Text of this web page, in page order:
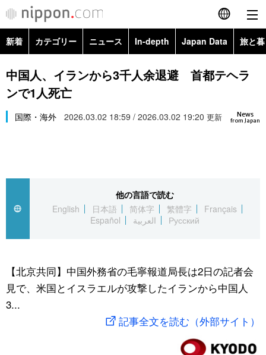
English
简体字
Русский
カテゴリー
経済・ビジネス
国際
文化
トップ
アーカイブ
In-depth
Japan Data
動画/Live
新着 カテゴリー ニュース In-depth Japan Data 旅と
政治・外交
経済・ビジネス
スポーツ・東京2020
Topics
中国人、イランから3千人余退避 首都テヘラ
ンで1人死亡
News
from Japan
国際・海外 2026.03.02 18:59 / 2026.03.02 19:20 更新
他の言語で読む
English
日本語 简体字 繁體字
Français
Español
العربية Русский
【北京共同】中国外務省の毛寧報道局長は2日の記者会
見で、米国とイスラエルが攻撃したイランから中国人
3...
記事全文を読む（外部サイト）